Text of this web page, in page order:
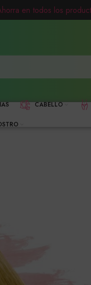
CABELLO
en todos los